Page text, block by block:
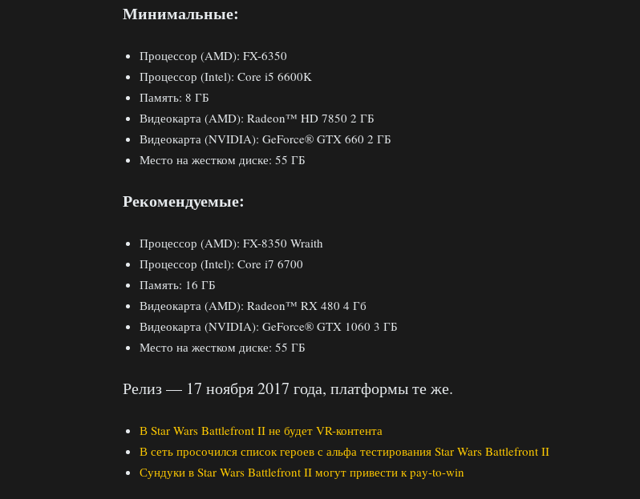
Минимальные:
Процессор (AMD): FX-6350
Процессор (Intel): Core i5 6600K
Память: 8 ГБ
Видеокарта (AMD): Radeon™ HD 7850 2 ГБ
Видеокарта (NVIDIA): GeForce® GTX 660 2 ГБ
Место на жестком диске: 55 ГБ
Рекомендуемые:
Процессор (AMD): FX-8350 Wraith
Процессор (Intel): Core i7 6700
Память: 16 ГБ
Видеокарта (AMD): Radeon™ RX 480 4 Гб
Видеокарта (NVIDIA): GeForce® GTX 1060 3 ГБ
Место на жестком диске: 55 ГБ
Релиз — 17 ноября 2017 года, платформы те же.
В Star Wars Battlefront II не будет VR-контента
В сеть просочился список героев с альфа тестирования Star Wars Battlefront II
Сундуки в Star Wars Battlefront II могут привести к pay-to-win